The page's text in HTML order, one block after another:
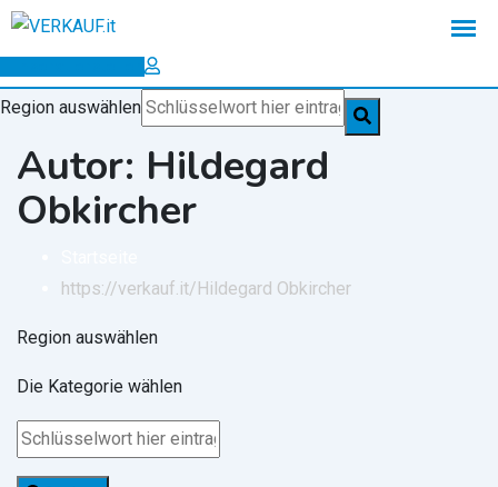
Zum
springen
Inserat erstellen
Region auswählen
Autor: Hildegard
Obkircher
https://verkauf.it/Hildegard Obkircher
Region auswählen
Die Kategorie wählen